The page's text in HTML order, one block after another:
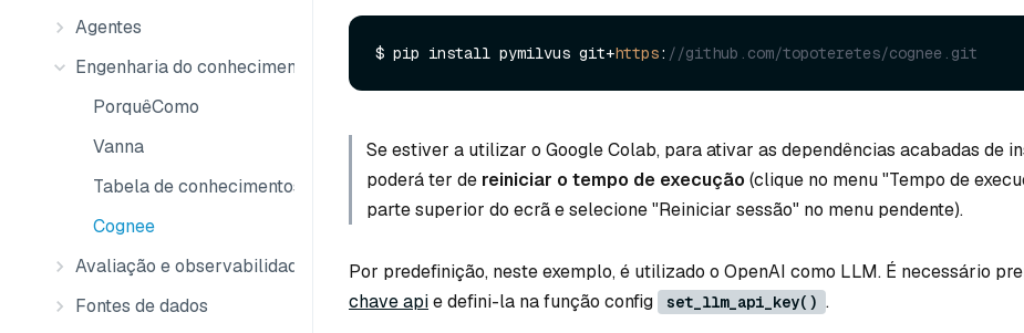
Agentes
Engenharia do conhecimento
PorquêComo
Vanna
Tabela de conhecimentos
Cognee
Avaliação e observabilidade
Fontes de dados
$ pip install pymilvus git+https: //github.com/topoteretes/cognee.git
Se estiver a utilizar o Google Colab, para ativar as dependências acabadas de
poderá ter de reiniciar o tempo de execução (clique no menu "Tempo de
parte superior do ecrã e selecione "Reiniciar sessão" no menu pendente).
Por predefinição, neste exemplo, é utilizado o OpenAI como LLM. É necessário
chave apie defini-la na função config set_llm_api_key() .